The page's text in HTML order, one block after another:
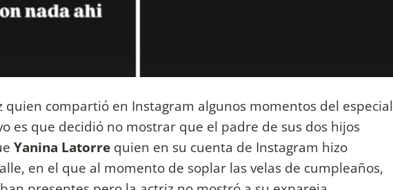
quien compartió en Instagram algunos momentos del especial
es que decidió no mostrar que el padre de sus dos hijos
Yanina Latorre quien en su cuenta de Instagram hizo
en el que al momento de soplar las velas de cumpleaños,